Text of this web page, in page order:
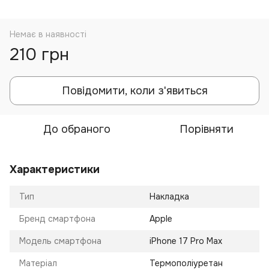
Немає в наявності
210 грн
Повідомити, коли з'явиться
До обраного Порівняти
Характеристики
Тип Накладка
Бренд смартфона Apple
Модель смартфона iPhone 17 Pro Max
Матеріал Термополіуретан